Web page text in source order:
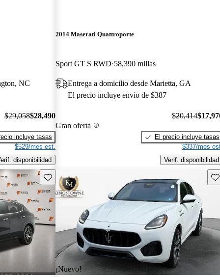
NC
$29,058$28,490
incluye tasas
$529/mes est.
disponibilidad
2014 Maserati Quattroporte
Sport GT S RWD 58,390 millas
Entrega a domicilio desde Marietta, GA
El precio incluye envío de $387
Gran oferta
$20,414
El precio incluye tasas
$337/mes
Verif. disponibilidad
Guarda este Aviso
¡Nuevo!